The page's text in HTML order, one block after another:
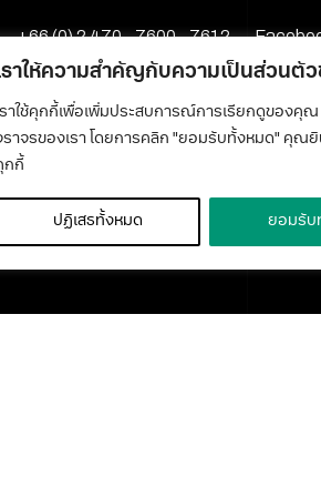
ราให้ความสำคัญกับความเป็นส่วนตั
ราใช้คุกกี้เพื่อเพิ่มประสบการณ์การเรียกดูของคุณ
ราจรของเรา โดยการคลิก "ยอมรับทั้งหมด" คุณยิ
กกี้
ปฏิเสธทั้งหมด ยอมรับ
+66 (0) 2 470 - 7600 - 7612
media@kmutt.ac.th